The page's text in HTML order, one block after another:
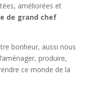
améliorées et
de grand chef
bonheur, aussi nous
produire,
ce monde de la